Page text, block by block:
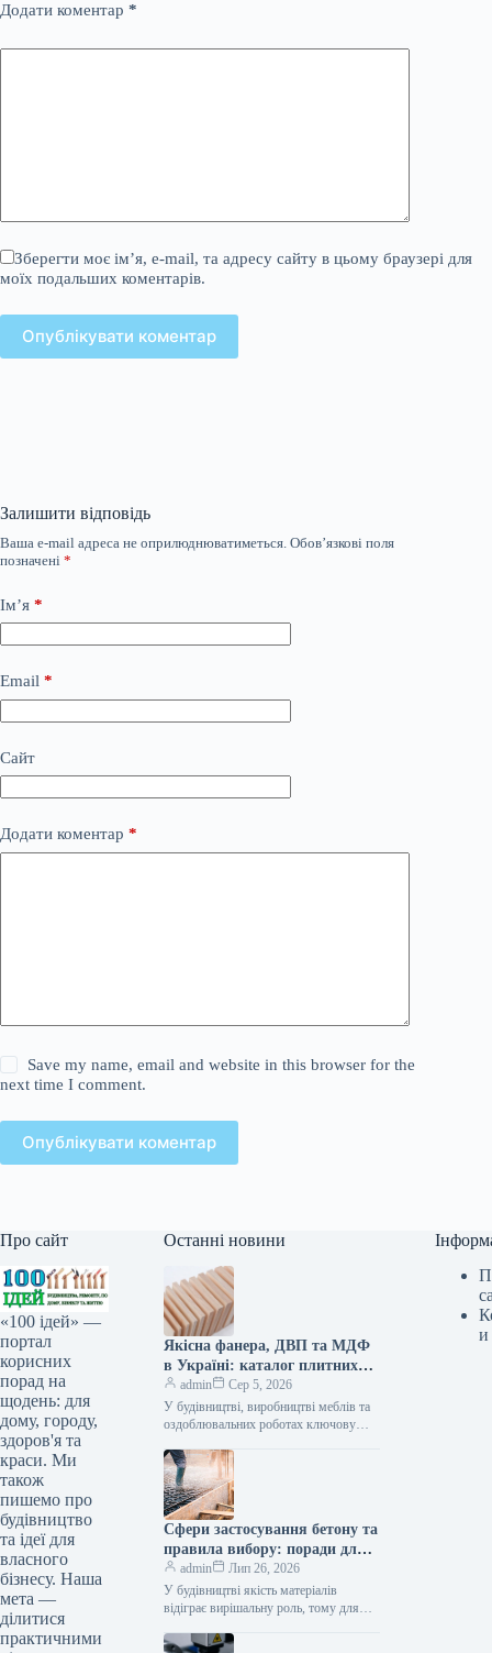
Додати коментар *
Зберегти моє ім’я, e-mail, та адресу сайту в цьому браузері для
моїх подальших коментарів.
Опублікувати коментар
Залишити відповідь
Ваша e-mail адреса не оприлюднюватиметься. Обов’язкові поля
позначені *
Ім’я *
Email *
Сайт
Додати коментар *
Save my name, email and website in this browser for the
next time I comment.
Опублікувати коментар
Про сайт
«100 ідей» —
портал
корисних
порад на
щодень: для
дому, городу,
здоров'я та
краси. Ми
також
пишемо про
будівництво
та ідеї для
власного
бізнесу. Наша
мета —
ділитися
практичними
Останні новини
Якісна фанера, ДВП та МДФ
в Україні: каталог плитних
матеріалів від «ВІН-ВУД»
admin
Сер 5, 2026
У будівництві, виробництві меблів та
оздоблювальних роботах ключову
сировини. Компанія «ВІН-ВУД» уже
тривалий час займається…
Сфери застосування бетону та
правила вибору: поради для
приватного й промислового
будівництва
admin
Лип 26, 2026
У будівництві якість матеріалів
відіграє вирішальну роль, тому для
обирати перевірених виробників, таких
и